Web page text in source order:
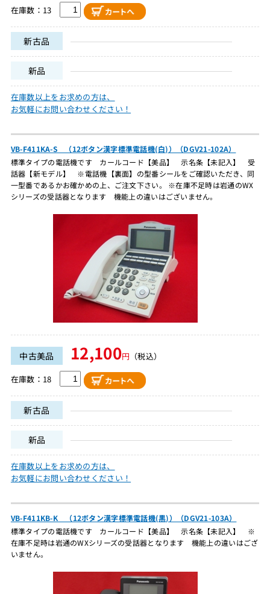
在庫数：13
新古品
新品
在庫数以上をお求めの方は、
お気軽にお問い合わせください！
VB-F411KA-S （12ボタン漢字標準電話機(白)）（DGV21-102A）
標準タイプの電話機です カールコード【美品】 示名条【未記入】 受
話器【新モデル】 ※電話機【裏面】の型番シールをご確認いただき、同
一型番であるかお確かめの上、ご注文下さい。 ※在庫不足時は岩通のWX
シリーズの受話器となります 機能上の違いはございません。
中古美品 12,100円 （税込）
在庫数：18
新古品
新品
在庫数以上をお求めの方は、
お気軽にお問い合わせください！
VB-F411KB-K （12ボタン漢字標準電話機(黒)）（DGV21-103A）
標準タイプの電話機です カールコード【美品】 示名条【未記入】 ※
在庫不足時は岩通のWXシリーズの受話器となります 機能上の違いはござ
いません。